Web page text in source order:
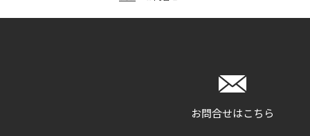
お問合せはこちら